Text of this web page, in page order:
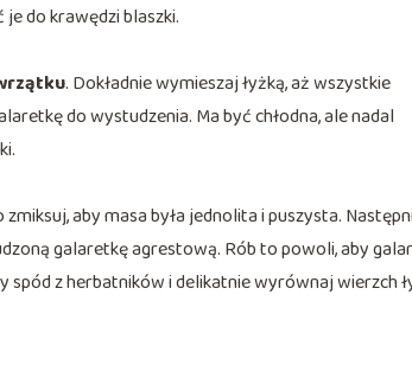
do krawędzi blaszki.
. Dokładnie wymieszaj łyżką, aż wszystkie
do wystudzenia. Ma być chłodna, ale nadal
aby masa była jednolita i puszysta.
galaretkę agrestową. Rób to powoli, aby
spód z herbatników i delikatnie wyrównaj wierzch